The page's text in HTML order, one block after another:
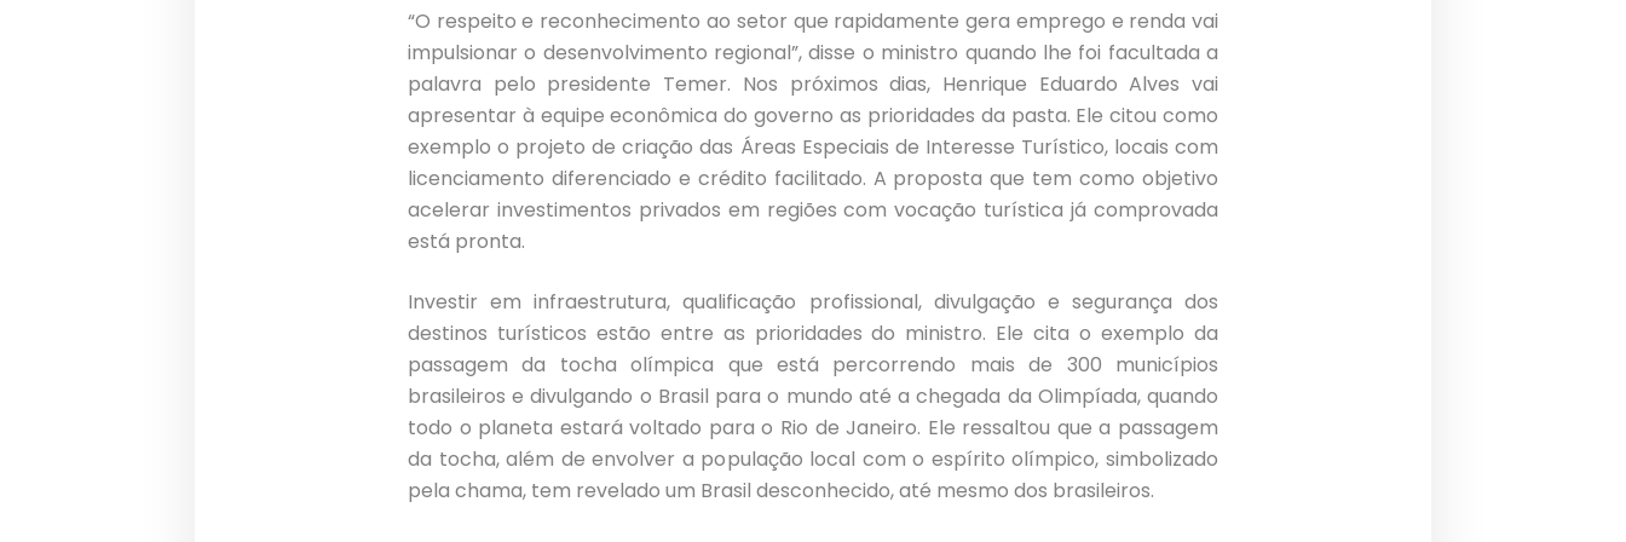
“O respeito e reconhecimento ao setor que rapidamente gera emprego e renda vai
impulsionar o desenvolvimento regional”, disse o ministro quando lhe foi facultada a
palavra pelo presidente Temer. Nos próximos dias, Henrique Eduardo Alves vai
apresentar à equipe econômica do governo as prioridades da pasta. Ele citou como
exemplo o projeto de criação das Áreas Especiais de Interesse Turístico, locais com
licenciamento diferenciado e crédito facilitado. A proposta que tem como objetivo
acelerar investimentos privados em regiões com vocação turística já comprovada
está pronta.
Investir em infraestrutura, qualificação profissional, divulgação e segurança dos
destinos turísticos estão entre as prioridades do ministro. Ele cita o exemplo da
passagem da tocha olímpica que está percorrendo mais de 300 municípios
brasileiros e divulgando o Brasil para o mundo até a chegada da Olimpíada, quando
todo o planeta estará voltado para o Rio de Janeiro. Ele ressaltou que a passagem
da tocha, além de envolver a população local com o espírito olímpico, simbolizado
pela chama, tem revelado um Brasil desconhecido, até mesmo dos brasileiros.